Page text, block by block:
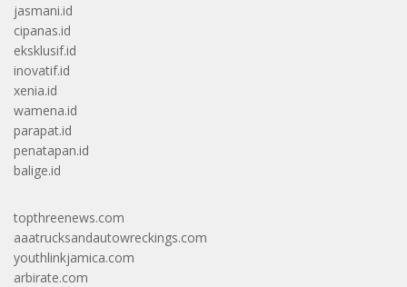
jasmani.id
cipanas.id
eksklusif.id
inovatif.id
xenia.id
wamena.id
parapat.id
penatapan.id
balige.id
topthreenews.com
aaatrucksandautowreckings.com
youthlinkjamica.com
arbirate.com